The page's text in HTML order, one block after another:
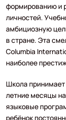
формированию и
личностей.
амбициозную
в стране. Эта
Columbia
наиболее
Школа принимает
летние месяцы
языковые
ребёнок